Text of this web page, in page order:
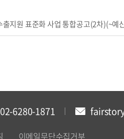
지원 표준화 사업 통합공고(2차)(~예
02-6280-1871
이메일무단수집거부